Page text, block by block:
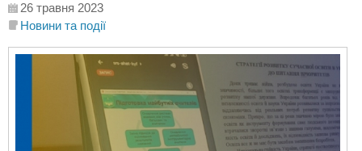
26 травня 2023
Новини та події